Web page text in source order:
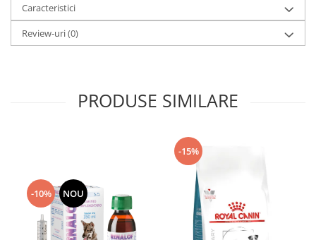
Caracteristici
Review-uri(0)
PRODUSE SIMILARE
-10% NOU
-15%